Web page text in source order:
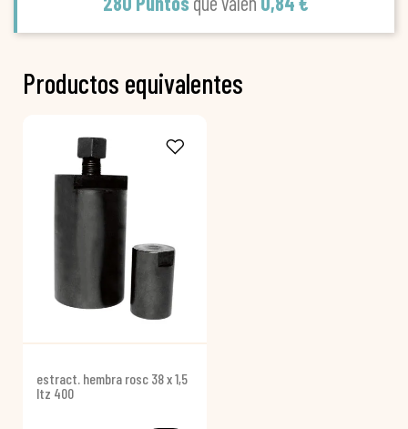
Productos equivalentes
estract. hembra rosc 38 x 1,5
ltz 400